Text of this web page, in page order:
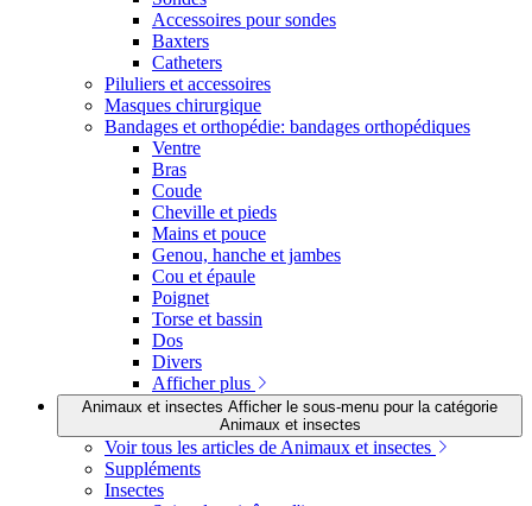
Accessoires pour sondes
Baxters
Catheters
Piluliers et accessoires
Masques chirurgique
Bandages et orthopédie: bandages orthopédiques
Ventre
Bras
Coude
Cheville et pieds
Mains et pouce
Genou, hanche et jambes
Cou et épaule
Poignet
Torse et bassin
Dos
Divers
Afficher plus
Animaux et insectes Afficher le sous-menu pour la catégorie
Animaux et insectes
Voir tous les articles de Animaux et insectes
Suppléments
Insectes